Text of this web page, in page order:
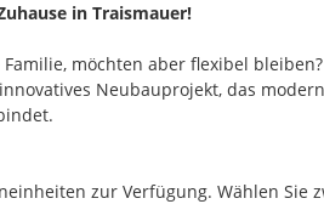
in Traismauer!
möchten aber flexibel
Neubauprojekt, das
zur Verfügung. Wählen Sie